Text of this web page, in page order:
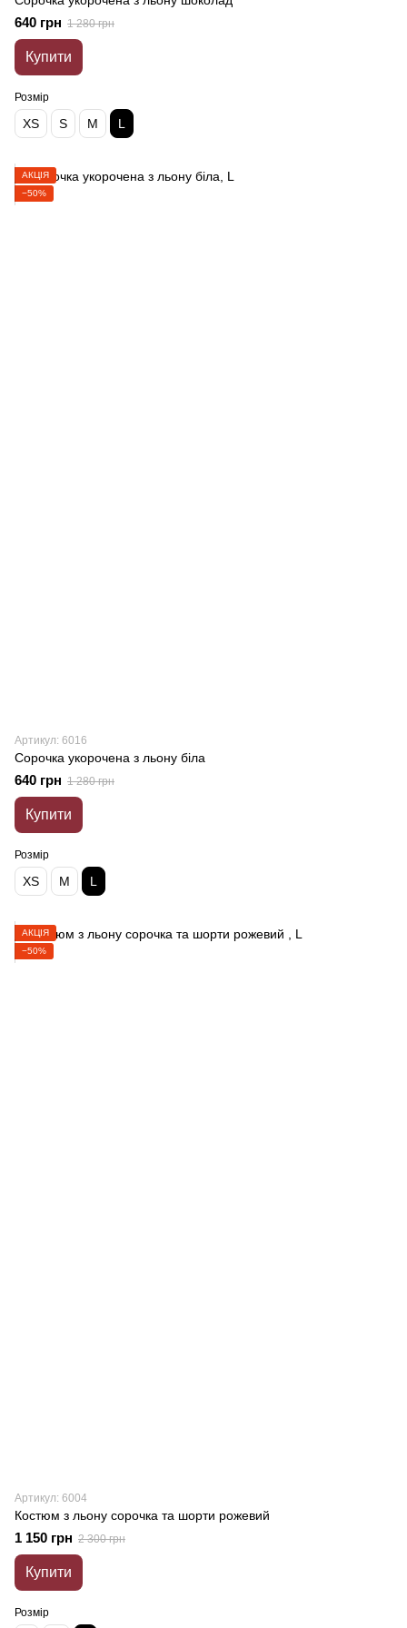
640 грн 1 280 грн
Купити
Розмір
XS S M L
АКЦІЯ
−50%
Артикул: 6016
Сорочка укорочена з льону біла
640 грн 1 280 грн
Купити
Розмір
XS M L
АКЦІЯ
−50%
Артикул: 6004
Костюм з льону сорочка та шорти рожевий
1 150 грн 2 300 грн
Купити
Розмір